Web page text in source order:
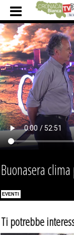
Buonasera
EVENTI
Ti potrebbe